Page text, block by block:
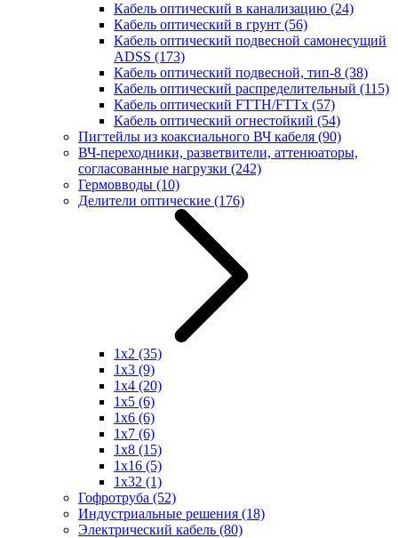
Кабель оптический в канализацию (24)
Кабель оптический в грунт (56)
Кабель оптический подвесной самонесущий
ADSS (173)
Кабель оптический подвесной, тип-8 (38)
Кабель оптический распределительный (115)
Кабель оптический FTTH/FTTx (57)
Кабель оптический огнестойкий (54)
Пигтейлы из коаксиального ВЧ кабеля (90)
ВЧ-переходники, разветвители, аттенюаторы,
согласованные нагрузки (242)
Гермовводы (10)
Делители оптические (176)
1x2 (35)
1x3 (9)
1x4 (20)
1x5 (6)
1x6 (6)
1x7 (6)
1x8 (15)
1x16 (5)
1x32 (1)
Гофротруба (52)
Индустриальные решения (18)
Электрический кабель (80)